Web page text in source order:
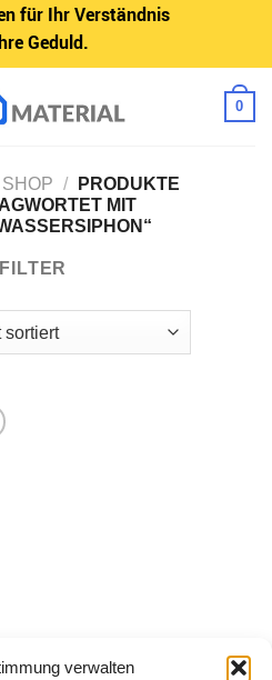
für Ihr Verständnis
Geduld.
verwalten
0
SHOP /
PRODUKTE
MIT
FILTER